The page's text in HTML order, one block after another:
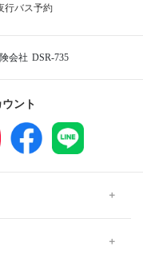
行バス予約
会社 DSR-735
ント